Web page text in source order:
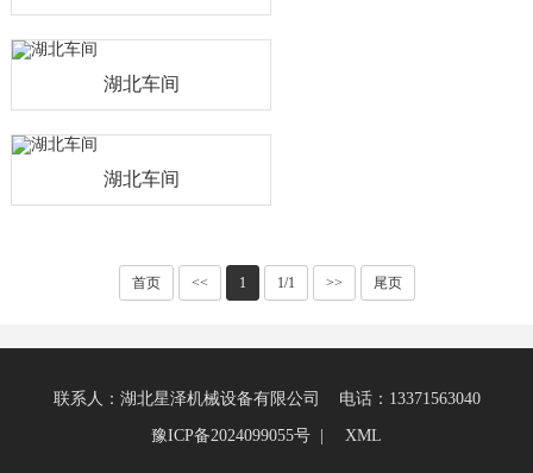
湖北车间
湖北车间
首页 << 1 1/1 >> 尾页
联系人：湖北星泽机械设备有限公司 电话：13371563040
豫ICP备2024099055号 | XML